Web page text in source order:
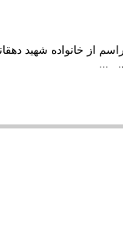
آزادی دانشگاه کاشان برگزار
...